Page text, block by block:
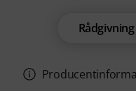
Rådgivning